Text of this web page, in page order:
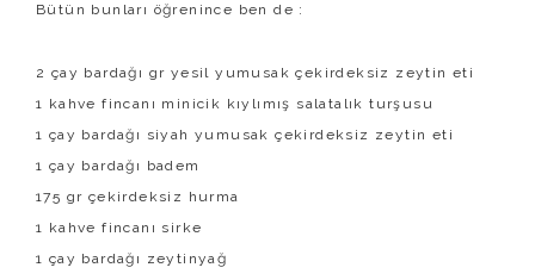
Bütün bunları öğrenince ben de :
2 çay bardağı gr yesil yumusak çekirdeksiz zeytin eti
1 kahve fincanı minicik kıylımış salatalık turşusu
1 çay bardağı siyah yumusak çekirdeksiz zeytin eti
1 çay bardağı badem
175 gr çekirdeksiz hurma
1 kahve fincanı sirke
1 çay bardağı zeytinyağ